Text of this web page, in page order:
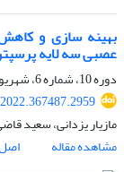
بهینه سازی و
عصبی سه لایه
دوره 10، شماره 6، شهریور 1402، صفحه
مازیار یزدانی، سعید
مشاهده مقاله